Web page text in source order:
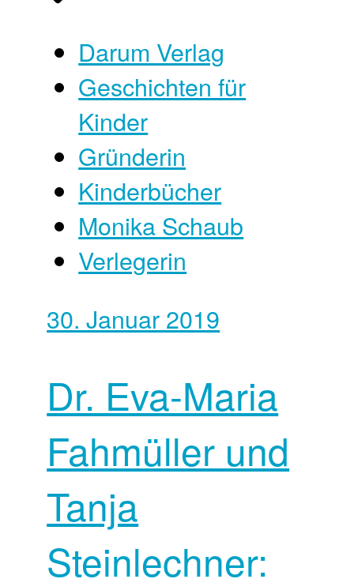
Darum Verlag
Geschichten für
Kinder
Gründerin
Kinderbücher
Monika Schaub
Verlegerin
30. Januar 2019
Dr. Eva-Maria
Fahmüller und
Tanja
Steinlechner: